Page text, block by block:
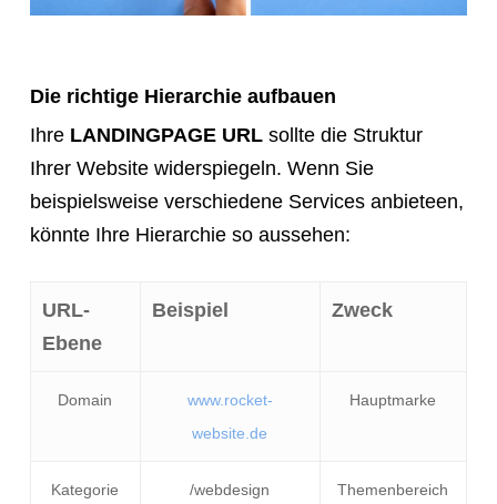
Die richtige Hierarchie aufbauen
Ihre LANDINGPAGE URLsollte die Struktur
Ihrer Website widerspiegeln. Wenn Sie
beispielsweise verschiedene Services anbieteen,
könnte Ihre Hierarchie so aussehen:
URL-
Ebene
Beispiel Zweck
Domain
www.rocket-
website.de
Hauptmarke
Kategorie /webdesign Themenbereich